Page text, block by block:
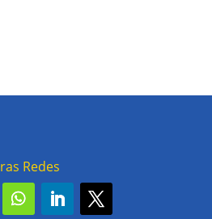
Redes